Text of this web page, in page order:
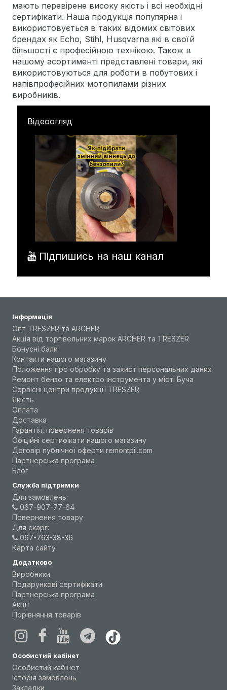
мають перевірене високу якість і всі необхідні
сертифікати. Наша продукція популярна і
використовується в таких відомих світових
брендах як Echo, Stihl, Husqvarna які в своїй
більшості є професійною технікою. Також в
нашому асортименті представлені товари, які
використовуються для роботи в побутових і
напівпрофесійних мотопилами різних
виробників.
Відеоогляд
Підпишись на наш канал
Інформація
Опт TRESZER та ARCHER
Акція від торгівельних марок ARCHER та TRESZER
Бонусні бали
Контакти нашого магазину
Положення про обробку та захист персональних даних
Ремонт бензо та електро інструмента у місті Буча
Сервісні центри продукції TRESZER
Якість
Оплата
Доставка
Гарантія, поверненя товарів
Офіційні сертифікати нашого магазину
Договір публічної оферти remontpil.com
Партнерська програма
Блог
Служба підтримки
Для замовлень:
067-907-77-64
Повернення товару
Для скарг:
067-763-38-36
Карта сайту
Додатково
Виробники
Подарункові сертифікати
Партнерська програма
Акції
Порівняння товарів
Особистий кабінет
Особистий кабінет
Історія замовлень
Закладки